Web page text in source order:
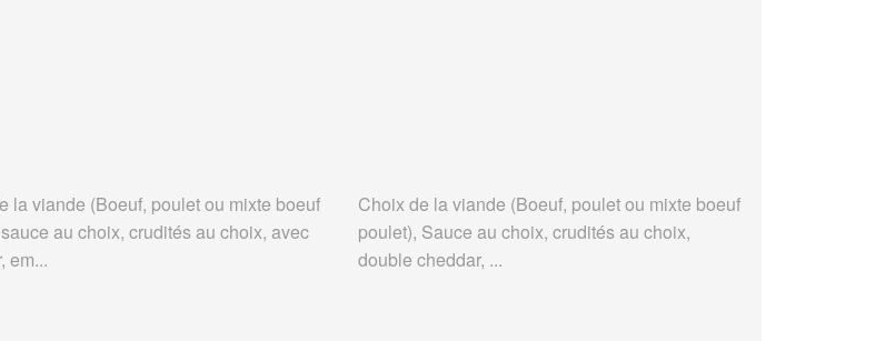
la viande (Boeuf, poulet ou mixte boeuf
au choix, crudités au choix, avec
em...
Choix de la viande (Boeuf, poulet ou mixte boeuf
poulet), Sauce au choix, crudités au choix,
double cheddar, ...